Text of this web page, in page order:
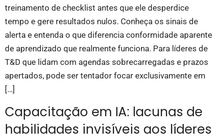
treinamento de checklist antes que ele desperdice
tempo e gere resultados nulos. Conheça os sinais de
alerta e entenda o que diferencia conformidade aparente
de aprendizado que realmente funciona. Para líderes de
T&D que lidam com agendas sobrecarregadas e prazos
apertados, pode ser tentador focar exclusivamente em
[…]
Capacitação em IA: lacunas de
habilidades invisíveis aos líderes